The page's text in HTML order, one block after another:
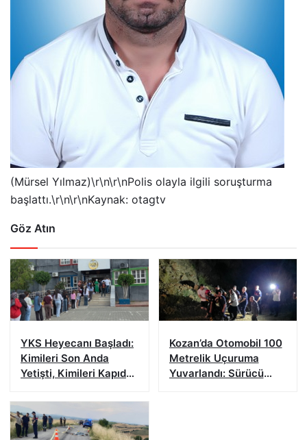
(Mürsel Yılmaz)\r\n\r\nPolis olayla ilgili soruşturma
başlattı.\r\n\r\nKaynak: otagtv
Göz Atın
YKS Heyecanı Başladı:
Kimileri Son Anda
Yetişti, Kimileri Kapıda
Kozan’da Otomobil 100
Metrelik Uçuruma
Yuvarlandı: Sürücü